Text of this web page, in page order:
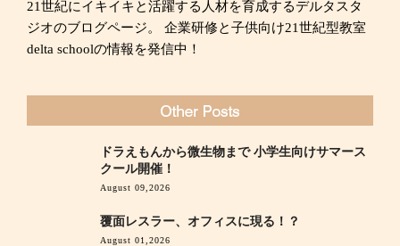
21世紀にイキイキと活躍する人材を育成するデルタスタ
ジオのブログページ。 企業研修と子供向け21世紀型教室
delta schoolの情報を発信中！
ドラえもんから微生物まで 小学生向けサマース
クール開催！
August 09,2026
覆面レスラー、オフィスに現る！？
August 01,2026